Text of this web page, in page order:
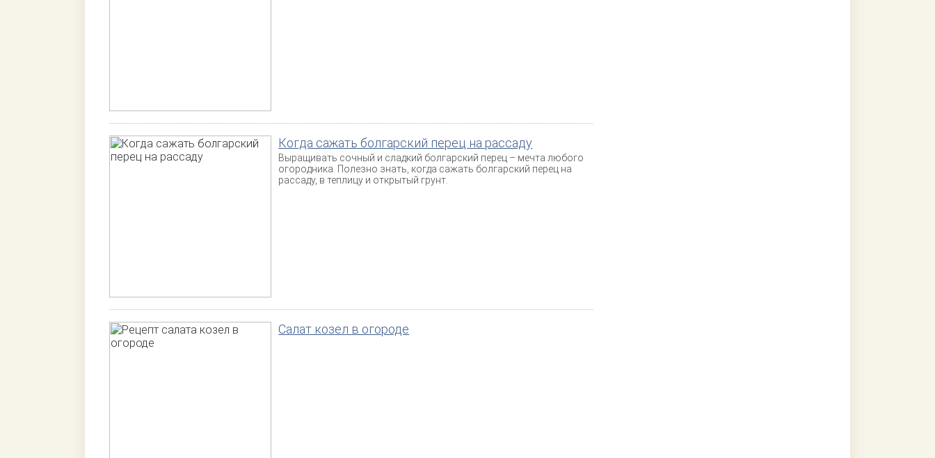
Когда сажать болгарский перец на рассаду
Выращивать сочный и сладкий болгарский перец – мечта любого
огородника. Полезно знать, когда сажать болгарский перец на
рассаду, в теплицу и открытый грунт.
Салат козел в огороде